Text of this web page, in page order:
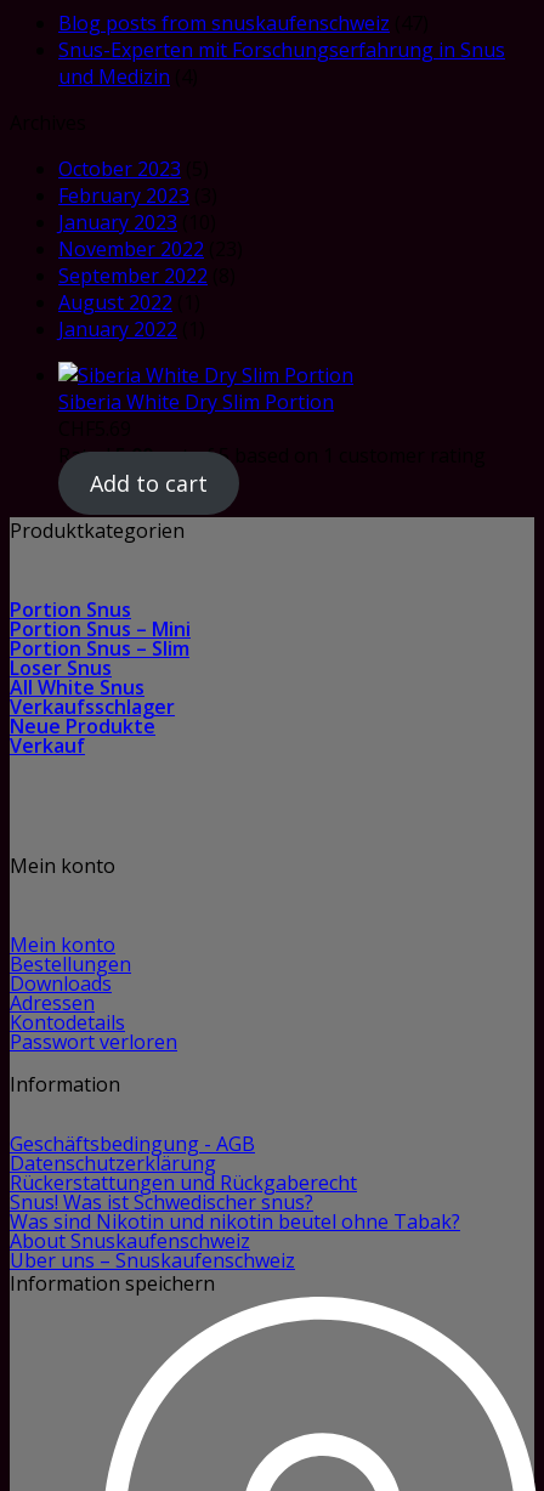
Blog posts from snuskaufenschweiz
Snus-Experten mit Forschungserfahrung in Snus
und Medizin
October 2023
February 2023
January 2023
November 2022
September 2022
August 2022
January 2022
Siberia White Dry Slim Portion
Rated5.00out of 5 based on
Add to cart
Produktkategorien
Portion Snus
Portion Snus – Mini
Portion Snus – Slim
Loser Snus
All White Snus
Verkaufsschlager
Neue Produkte
Verkauf
Mein konto
Mein konto
Bestellungen
Downloads
Adressen
Kontodetails
Passwort verloren
Information
Geschäftsbedingung - AGB
Datenschutzerklärung
Rückerstattungen und Rückgaberecht
Snus! Was ist Schwedischer snus?
Was sind Nikotin und nikotin beutel ohne Tabak?
About Snuskaufenschweiz
Über uns – Snuskaufenschweiz
Information speichern